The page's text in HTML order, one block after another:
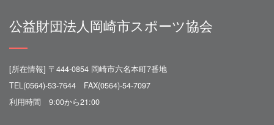
公益財団法人岡崎市スポーツ協会
[所在情報] 〒444-0854 岡崎市六名本町7番地
TEL(0564)-53-7644 FAX(0564)-54-7097
利用時間 9:00から21:00